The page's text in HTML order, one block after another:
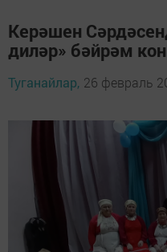
Керәшен
диләр» бәйрәм
Туганайлар, 26 февраль